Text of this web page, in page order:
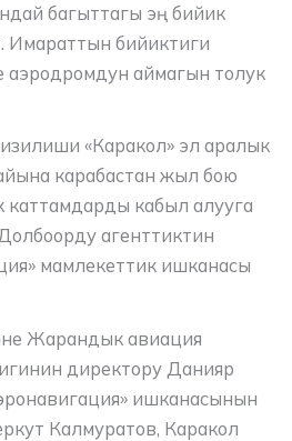
багыттагы эң бийик
Имараттын бийиктиги
аэродромдун аймагын толук
«Каракол» эл аралык
карабастан жыл бою
каттамдарды кабыл алууга
агенттиктин
мамлекеттик ишканасы
Жарандык авиация
директору Данияр
ишканасынын
Калмуратов, Каракол